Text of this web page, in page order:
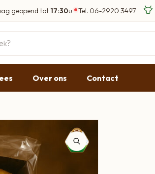
geopend tot 17:30u
09:00 - 17:30
09:00 - 18:00
09:00 - 17:30
Tel. 06-2920 3497
Over ons Contact